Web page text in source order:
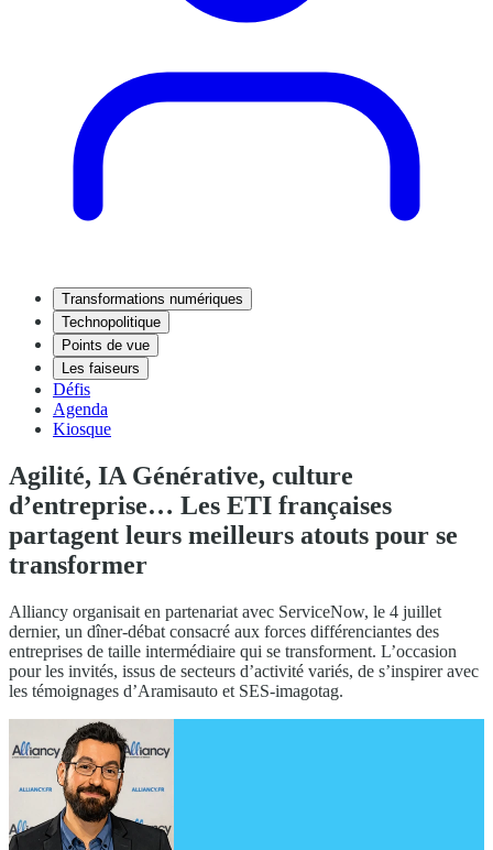
Transformations numériques
Technopolitique
Points de vue
Les faiseurs
Défis
Agenda
Kiosque
Agilité, IA Générative, culture
d’entreprise… Les ETI françaises
partagent leurs meilleurs atouts pour se
transformer
Alliancy organisait en partenariat avec ServiceNow, le 4 juillet
dernier, un dîner-débat consacré aux forces différenciantes des
entreprises de taille intermédiaire qui se transforment. L’occasion
pour les invités, issus de secteurs d’activité variés, de s’inspirer avec
les témoignages d’Aramisauto et SES-imagotag.